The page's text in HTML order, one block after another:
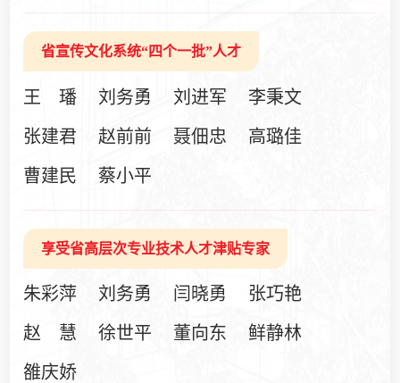
省宣传文化系统“四个一批”人才
王 璠 刘务勇 刘进军
李秉文
张建君
赵前前 聂佃忠
高璐佳
曹建民
蔡小平
享受省高层次专业技术人才津贴专家
朱彩萍 刘务勇 闫晓勇
张巧艳
赵 慧
徐世平 董向东
鲜静林
雒庆娇